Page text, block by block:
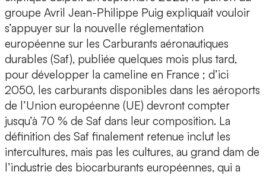
groupe Avril Jean-Philippe Puig expliquait vouloir
s’appuyer sur la nouvelle réglementation
européenne sur les Carburants aéronautiques
durables (Saf), publiée quelques mois plus tard,
pour développer la cameline en France ; d’ici
2050, les carburants disponibles dans les aéroports
de l’Union européenne (UE) devront compter
jusqu’à 70 % de Saf dans leur composition. La
définition des Saf finalement retenue inclut les
intercultures, mais pas les cultures, au grand dam de
l’industrie des biocarburants européennes, qui a